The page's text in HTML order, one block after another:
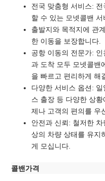
전국 맞춤형 서비스:
할 수 있는 모넷콜밴 서
출발지와 목적지에 관
한 이동을 보장합니다.
공항 이동의 전문가:
과 도착 모두 모넷콜밴
을 빠르고 편리하게 해
다양한 서비스 옵션:
스 출장 등 다양한 상
제나 고객의 편의를 우
안전과 신뢰: 철저한
상의 차량 상태를 유지
게 모십니다.
콜밴가격